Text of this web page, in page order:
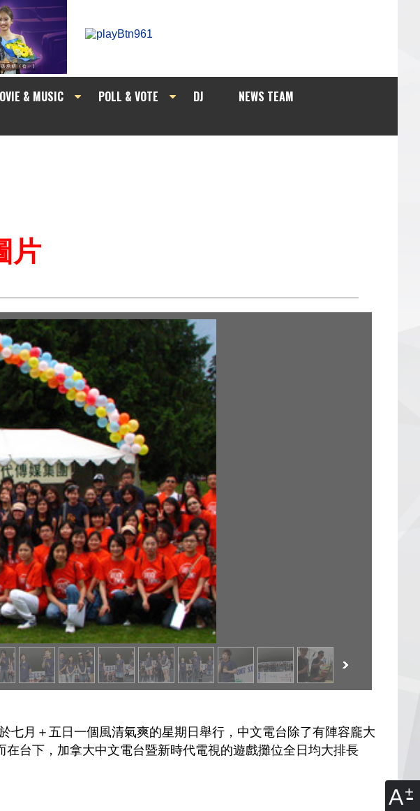
A
& MUSIC POLL & VOTE DJ
NEWS TEAM
片
月＋五日一個風清氣爽的星期日舉行，中文電台除了有陣容龐大
台下，加拿大中文電台暨新時代電視的遊戲攤位全日均大排長